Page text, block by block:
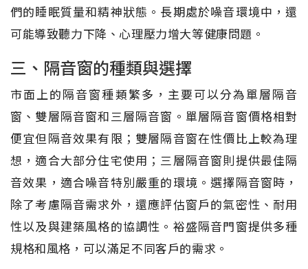
們的睡眠質量和精神狀態。長期處於噪音環境中，還
可能導致聽力下降、心理壓力增大等健康問題。
三、隔音窗的種類與選擇
市面上的隔音窗種類繁多，主要可以分為單層隔音
窗、雙層隔音窗和三層隔音窗。單層隔音窗價格相對
便宜但隔音效果有限；雙層隔音窗在性價比上較為理
想，適合大部分住宅使用；三層隔音窗則提供最佳隔
音效果，適合噪音特別嚴重的環境。選擇隔音窗時，
除了考慮隔音需求外，還應評估窗戶的氣密性、耐用
性以及與建築風格的協調性。裕盛隔音門窗提供多種
規格和風格，可以滿足不同客戶的需求。